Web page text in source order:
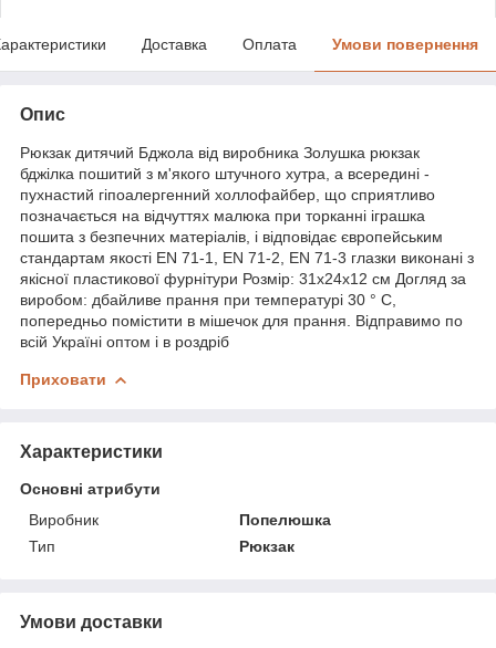
Доставка Оплата Умови повернення
Опис
Рюкзак дитячий Бджола від виробника Золушка рюкзак
бджілка пошитий з м'якого штучного хутра, а всередині -
пухнастий гіпоалергенний холлофайбер, що сприятливо
позначається на відчуттях малюка при торканні іграшка
пошита з безпечних матеріалів, і відповідає європейським
стандартам якості EN 71-1, EN 71-2, EN 71-3 глазки виконані з
якісної пластикової фурнітури Розмір: 31х24х12 см Догляд за
виробом: дбайливе прання при температурі 30 ° С,
попередньо помістити в мішечок для прання. Відправимо по
всій Україні оптом і в роздріб
Приховати
Характеристики
Основні атрибути
Виробник
Попелюшка
Тип
Рюкзак
Умови доставки